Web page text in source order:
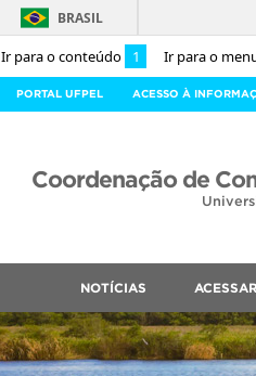
Ir para o conteúdo 1 Ir para o
BRASIL
PORTAL UFPEL ACESSO À
Coordenação de
NOTÍCIAS